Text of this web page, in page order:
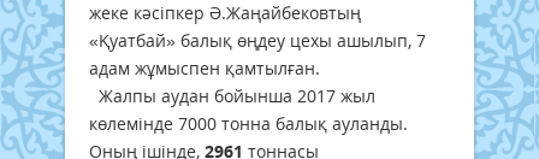
жеке кәсіпкер Ә.Жаңайбековтың
«Қуатбай» балық өңдеу цехы ашылып, 7
адам жұмыспен қамтылған.
Жалпы аудан бойынша 2017 жыл
көлемінде 7000 тонна балық ауланды.
Оның ішінде, 2961 тоннасы